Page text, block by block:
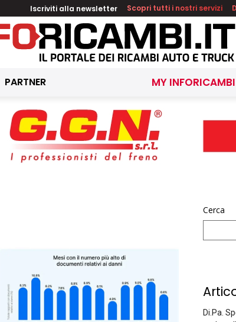
Iscriviti alla newsletter Scopri tutti i nostri servizi
PARTNER MY INFORICAMBI
Cerca
Di.Pa.